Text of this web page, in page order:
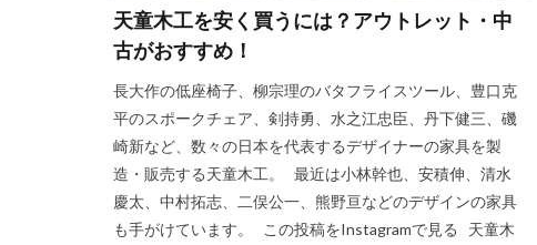
天童木工を安く買うには？アウトレット・中
古がおすすめ！
長大作の低座椅子、柳宗理のバタフライスツール、豊口克
平のスポークチェア、剣持勇、水之江忠臣、丹下健三、磯
崎新など、数々の日本を代表するデザイナーの家具を製
造・販売する天童木工。 最近は小林幹也、安積伸、清水
慶太、中村拓志、二俣公一、熊野亘などのデザインの家具
も手がけています。 この投稿をInstagramで見る 天童木